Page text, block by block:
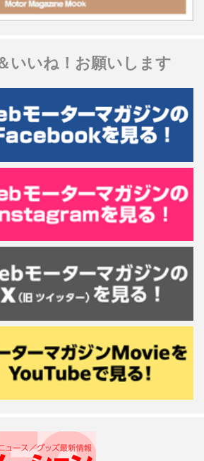
いいね！お願いします